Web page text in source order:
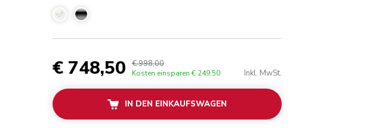
Porcelain white
€ 748,50 € 998,00
Kosten einsparen € 249,50 Inkl. MwSt.
IN DEN EINKAUFSWAGEN